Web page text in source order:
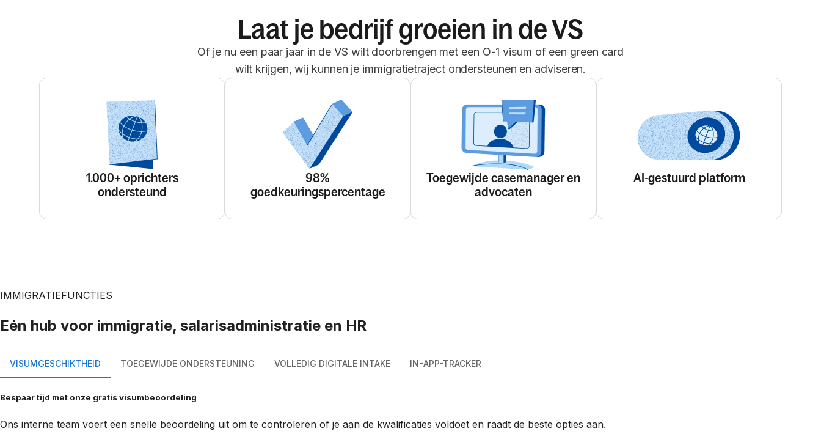
Laat je bedrijf groeien in de VS
Of je nu een paar jaar in de VS wilt doorbrengen met een O-1 visum of een green card
wilt krijgen, wij kunnen je immigratietraject ondersteunen en adviseren.
1.000+ oprichters
ondersteund
98%
goedkeuringspercentage
Toegewijde casemanager en
advocaten
AI-gestuurd platform
IMMIGRATIEFUNCTIES
Eén hub voor immigratie, salarisadministratie en HR
VISUMGESCHIKTHEID TOEGEWIJDE ONDERSTEUNING VOLLEDIG DIGITALE INTAKE IN-APP-TRACKER
Bespaar tijd met onze gratis visumbeoordeling
Ons interne team voert een snelle beoordeling uit om te controleren of je aan de kwalificaties voldoet en raadt de beste opties aan.